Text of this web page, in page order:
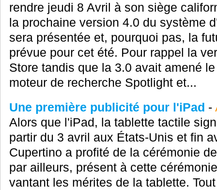
rendre jeudi 8 Avril à son siège
la prochaine version 4.0 du système
sera présentée et, pourquoi pas, la
prévue pour cet été. Pour rappel la
Store tandis que la 3.0 avait amené
moteur de recherche Spotlight et...
Une première publicité pour l'iPad -
Alors que l'iPad, la tablette tactile
partir du 3 avril aux États-Unis et fin
Cupertino a profité de la cérémonie
par ailleurs, présent à cette
vantant les mérites de la tablette.